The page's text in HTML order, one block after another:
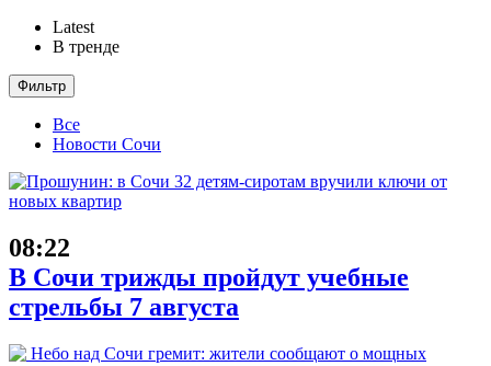
Latest
В тренде
Фильтр
Все
Новости Сочи
08:22
В Сочи трижды пройдут учебные
стрельбы 7 августа